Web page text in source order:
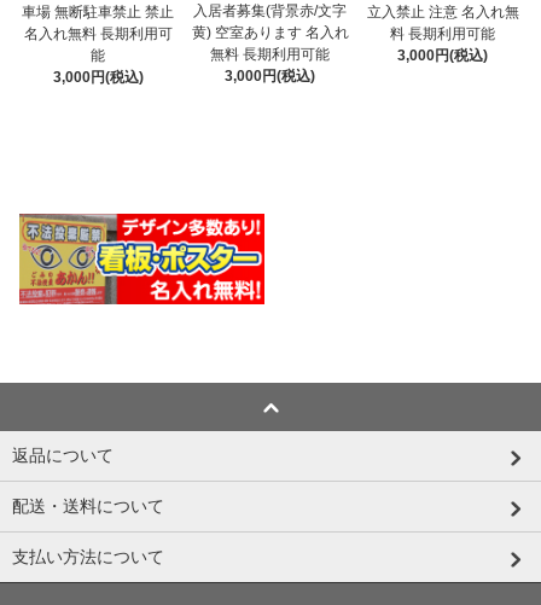
車場 無断駐車禁止 禁止
名入れ無料 長期利用可
能
3,000円(税込)
入居者募集(背景赤/文字
黄) 空室あります 名入れ
無料 長期利用可能
3,000円(税込)
立入禁止 注意 名入れ無
料 長期利用可能
3,000円(税込)
返品について
配送・送料について
支払い方法について